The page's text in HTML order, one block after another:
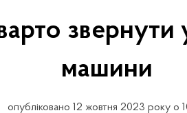
звернути
машини
опубліковано 12 жовтня 2023 року о